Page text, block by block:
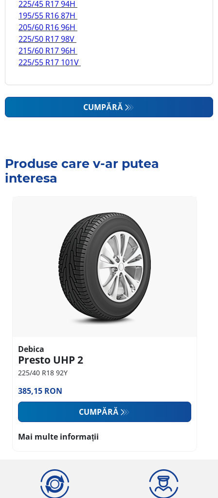
225/45 R17 94H
195/55 R16 87H
205/60 R16 96H
225/50 R17 98V
215/60 R17 96H
225/55 R17 101V
CUMPĂRĂ
Produse care v-ar putea
interesa
Debica
Presto UHP 2
225/40 R18 92Y
385,15 RON
CUMPĂRĂ
Mai multe informații